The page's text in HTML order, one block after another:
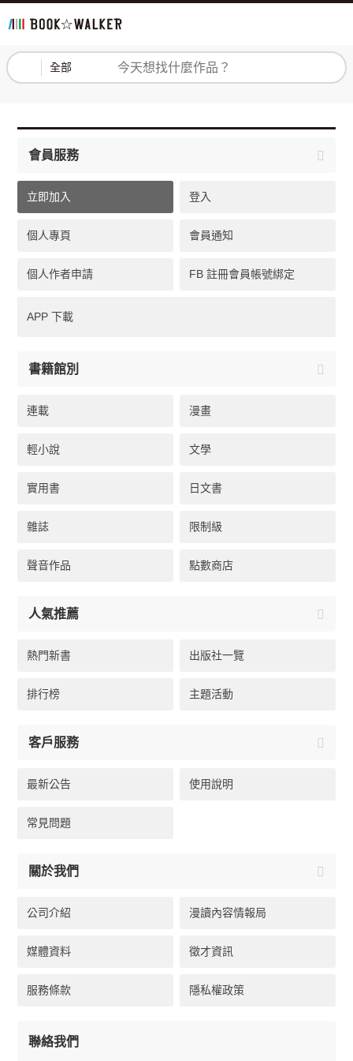
全部 登入 註冊
會員服務
立即加入 登入
個人專頁 會員通知
個人作者申請 FB 註冊會員帳號綁定
APP 下載
書籍館別
連載 漫畫
輕小說 文學
實用書 日文書
雜誌 限制級
聲音作品 點數商店
人氣推薦
熱門新書 出版社一覽
排行榜 主題活動
客戶服務
最新公告 使用說明
常見問題
關於我們
公司介紹 漫讀內容情報局
媒體資料 徵才資訊
服務條款 隱私權政策
聯絡我們